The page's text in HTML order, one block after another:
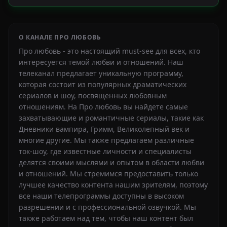
О КАНАЛЕ ПРО ЛЮБОВЬ
Про любовь - это настоящий must-see для всех, кто
интересуется темой любви и отношений. Наш
телеканал предлагает уникальную программу,
которая состоит из популярных драматических
сериалов и шоу, посвященных любовным
отношениям. На Про любовь вы найдете самые
захватывающие и романтичные сериалы, такие как
Дневники вампира, Гримм, Великолепный век и
многие другие. Мы также предлагаем различные
ток-шоу, где известные личности и специалисты
делятся своими мыслями и опытом в области любви
и отношений. Мы стремимся предоставить только
лучшее качество контента нашим зрителям, поэтому
все наши телепрограммы доступны в высоком
разрешении и с профессиональной озвучкой. Мы
также работаем над тем, чтобы наш контент был